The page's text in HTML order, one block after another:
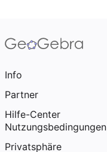
Info
Partner
Hilfe-Center
Nutzungsbedingungen
Privatsphäre